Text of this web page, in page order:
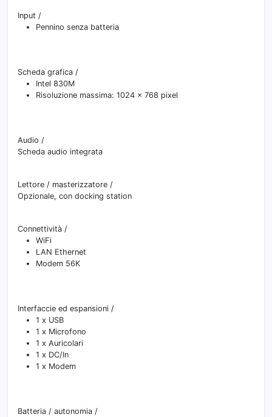
Input /
Pennino senza batteria
Scheda grafica /
Intel 830M
Risoluzione massima: 1024 x 768 pixel
Audio /
Scheda audio integrata
Lettore / masterizzatore /
Opzionale, con docking station
Connettività /
WiFi
LAN Ethernet
Modem 56K
Interfaccie ed espansioni /
1 x USB
1 x Microfono
1 x Auricolari
1 x DC/In
1 x Modem
Batteria / autonomia /